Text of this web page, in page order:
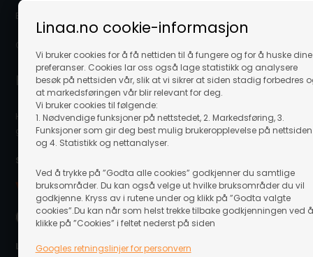
Linaa.no cookie-informasjon
Vi bruker cookies for å få nettiden til å fungere og for å huske dine
preferanser. Cookies lar oss også lage statistikk og analysere
besøk på nettsiden vår, slik at vi sikrer at siden stadig forbedres
at markedsføringen vår blir relevant for deg.
Vi bruker cookies til følgende:
1. Nødvendige funksjoner på nettstedet, 2. Markedsføring, 3.
Funksjoner som gir deg best mulig brukeropplevelse på nettsiden
og 4. Statistikk og nettanalyser.
Ved å trykke på ”Godta alle cookies” godkjenner du samtlige
bruksområder. Du kan også velge ut hvilke bruksområder du vil
godkjenne. Kryss av i rutene under og klikk på ”Godta valgte
cookies”.Du kan når som helst trekke tilbake godkjenningen ved å
klikke på ”Cookies” i feltet nederst på siden
Googles retningslinjer for personvern
E-post: info@linaa.no
Organisasjonsnummer: 929 480 848
Kontakt kundeservice
Hvis du trenger hjelpe eller har spørgsmål så hjelper vi deg
gjerne. Send e-post til info@linaa.no
Sikker betaling på nett:
Levering nær deg: